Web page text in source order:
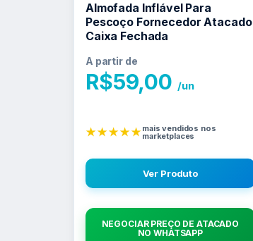
Almofada Inflável Para
Pescoço Fornecedor Atacado
Caixa Fechada
A partir de
R$59,00 /un
★★★★★mais vendidos nos
marketplaces
Ver Produto
NEGOCIAR PREÇO DE ATACADO
NO WHATSAPP